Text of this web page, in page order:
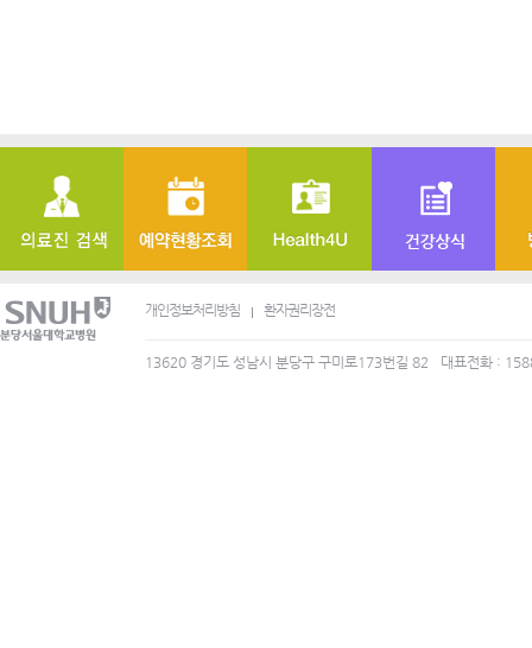
개인정보처리방침 환자권리장전
13620 경기도 성남시 분당구 구미로173번길 82 대표전화 :